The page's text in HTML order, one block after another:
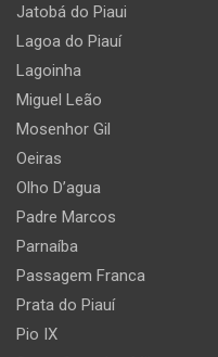
Jatobá do Piaui
Lagoa do Piauí
Lagoinha
Miguel Leão
Mosenhor Gil
Oeiras
Olho D’agua
Padre Marcos
Parnaíba
Passagem Franca
Prata do Piauí
Pio IX